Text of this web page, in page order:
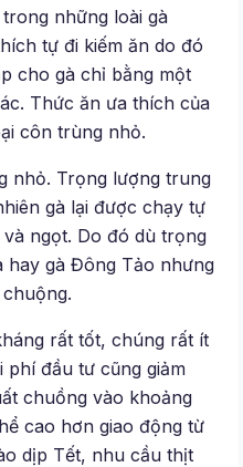
những loài gà
tự đi kiếm ăn do đó
cho gà chỉ bằng một
Thức ăn ưa thích của
côn trùng nhỏ.
nhỏ. Trọng lượng trung
gà lại được chạy tự
ngọt. Do đó dù trọng
hay gà Đông Tảo nhưng
rất tốt, chúng rất ít
phí đầu tư cũng giảm
chuồng vào khoảng
cao hơn giao động từ
dịp Tết, nhu cầu thịt